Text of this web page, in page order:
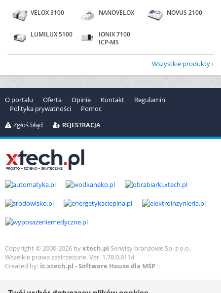
VELOX 3100 NANOVELOX NOVUS 2100
LUMILUX 5100
IONIX 7100
ICP-MS
Wszystkie produkty
O portalu Oferta Opinie Kontakt
Regulamin
Polityka prywatności
Pomoc
Zgłoś błąd
REJESTRACJA
Copyright © 2000-2026 byxtech.pl Serwisy branżowe Sp. z o.o.
Wszelkie prawa zastrzeżone. Ver. 1.78.0.8114
Created by: it.xtech.pl - Software House dla MŚP